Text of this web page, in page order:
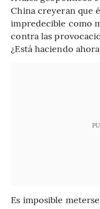
China creyeran que
impredecible como
contra las
¿Está haciendo
Es imposible